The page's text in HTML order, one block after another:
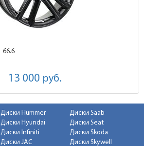
66.6
13 000 руб.
Диски Hummer
Диски Hyundai
Диски Infiniti
Диски JAC
Диски Saab
Диски Seat
Диски Skoda
Диски Skywell